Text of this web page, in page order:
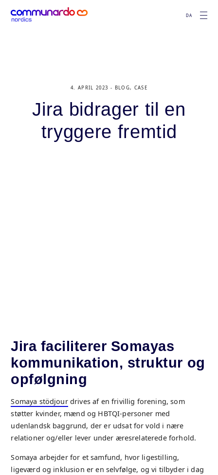
DA
4. APRIL 2023 BLOG, CASE
Jira bidrager til en
tryggere fremtid
Jira faciliterer Somayas
kommunikation, struktur og
opfølgning
Somaya stödjourdrives af en frivillig forening, som
støtter kvinder, mænd og HBTQI-personer med
udenlandsk baggrund, der er udsat for vold i nære
relationer og/eller lever under æresrelaterede forhold.
Somaya arbejder for et samfund, hvor ligestilling,
ligeværd og inklusion er en selvfølge, og vi tilbyder i dag